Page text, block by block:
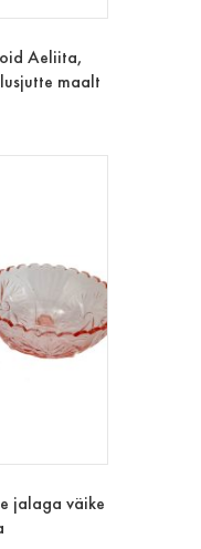
Aeliita,
maalt
jalaga väike